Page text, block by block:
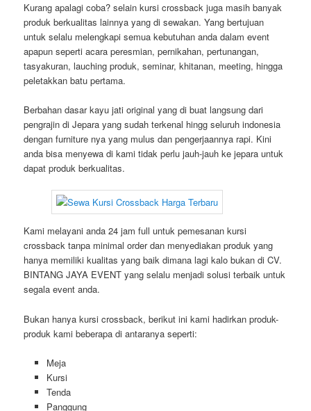
Kurang apalagi coba? selain kursi crossback juga masih banyak
produk berkualitas lainnya yang di sewakan. Yang bertujuan
untuk selalu melengkapi semua kebutuhan anda dalam event
apapun seperti acara peresmian, pernikahan, pertunangan,
tasyakuran, lauching produk, seminar, khitanan, meeting, hingga
peletakkan batu pertama.
Berbahan dasar kayu jati original yang di buat langsung dari
pengrajin di Jepara yang sudah terkenal hingg seluruh indonesia
dengan furniture nya yang mulus dan pengerjaannya rapi. Kini
anda bisa menyewa di kami tidak perlu jauh-jauh ke jepara untuk
dapat produk berkualitas.
Kami melayani anda 24 jam full untuk pemesanan kursi
crossback tanpa minimal order dan menyediakan produk yang
hanya memiliki kualitas yang baik dimana lagi kalo bukan di CV.
BINTANG JAYA EVENT yang selalu menjadi solusi terbaik untuk
segala event anda.
Bukan hanya kursi crossback, berikut ini kami hadirkan produk-
produk kami beberapa di antaranya seperti:
Meja
Kursi
Tenda
Panggung